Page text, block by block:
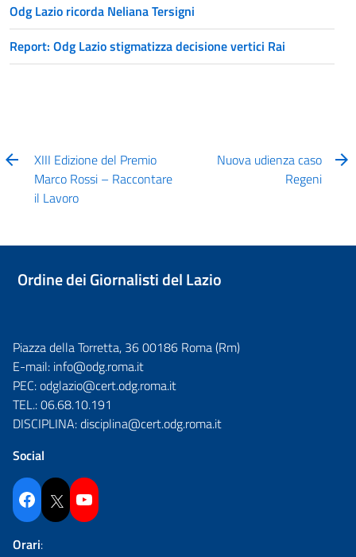
Odg Lazio ricorda Neliana Tersigni
Report: Odg Lazio stigmatizza decisione vertici Rai
XIII Edizione del Premio
Marco Rossi – Raccontare
il Lavoro
Nuova udienza caso
Regeni
Ordine dei Giornalisti del Lazio
Piazza della Torretta, 36 00186 Roma (Rm)
E-mail: info@odg.roma.it
PEC:odglazio@cert.odg.roma.it
TEL.:06.68.10.191
DISCIPLINA:disciplina@cert.odg.roma.it
Social
Facebook Twitter YouTube
Orari: